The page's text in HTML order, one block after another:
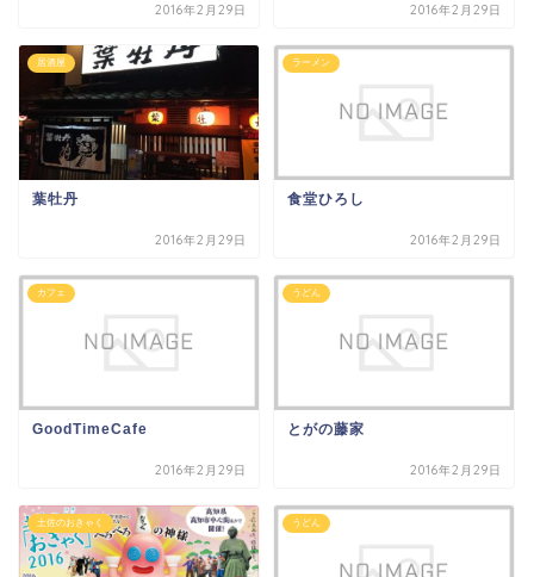
2016年2月29日 2016年2月29日
居酒屋
葉牡丹
2016年2月29日
ラーメン
食堂ひろし
2016年2月29日
カフェ
GoodTimeCafe
2016年2月29日
うどん
とがの藤家
2016年2月29日
土佐のおきゃく うどん